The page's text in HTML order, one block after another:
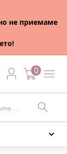
не приемаме
0